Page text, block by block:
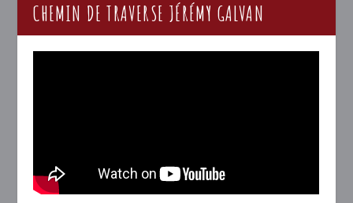
CHEMIN DE TRAVERSE JÉRÉMY GALVAN